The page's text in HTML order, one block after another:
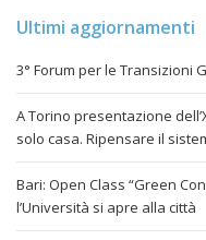
Ultimi aggiornamenti
3° Forum per le Transizioni
A Torino presentazione
solo casa. Ripensare il
Bari: Open Class “Green
l’Università si apre alla città